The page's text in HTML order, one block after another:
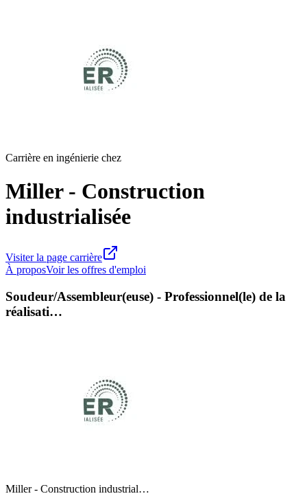
Carrière en ingénierie chez
Miller - Construction
industrialisée
Visiter la page carrière
À proposVoir les offres d'emploi
Soudeur/Assembleur(euse) - Professionnel(le) de la
réalisati…
Miller - Construction industrial…